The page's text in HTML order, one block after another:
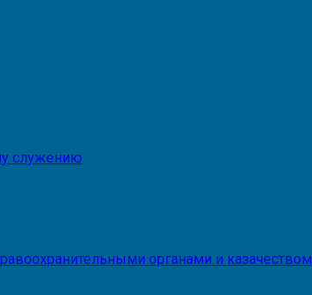
служению
органами и казачеством